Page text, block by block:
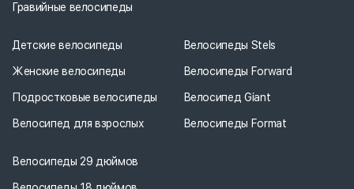
Гравийные велосипеды
Детские велосипеды
Женские велосипеды
Подростковые велосипеды
Велосипед для взрослых
Велосипеды Stels
Велосипеды Forward
Велосипед Giant
Велосипеды Format
Велосипеды 29 дюймов